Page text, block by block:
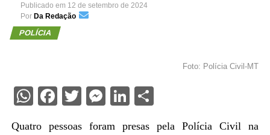
Publicado em 12 de setembro de 2024
Por Da Redação
POLÍCIA
Foto: Polícia Civil-MT
WhatsApp
Facebook
Twitter
Messenger
LinkedIn
Share
Quatro pessoas foram presas pela Polícia Civil na